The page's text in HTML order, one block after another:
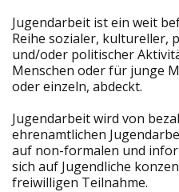
Jugendarbeit ist ein weit
Reihe sozialer, kultureller,
und/oder politischer
Menschen oder für junge
oder einzeln, abdeckt.
Jugendarbeit wird von
ehrenamtlichen
auf non-formalen und
sich auf Jugendliche
freiwilligen Teilnahme.